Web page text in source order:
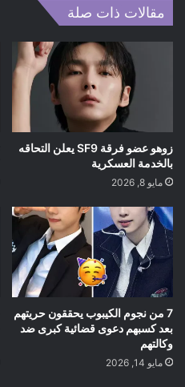
مقالات ذات صلة
زوهو عضو فرقة SF9 يعلن التحاقه
بالخدمة العسكرية
مايو 8, 2026
7 من نجوم الكيبوب يحققون حريتهم
بعد كسبهم دعوى قضائية كبرى ضد
وكالتهم
مايو 14, 2026